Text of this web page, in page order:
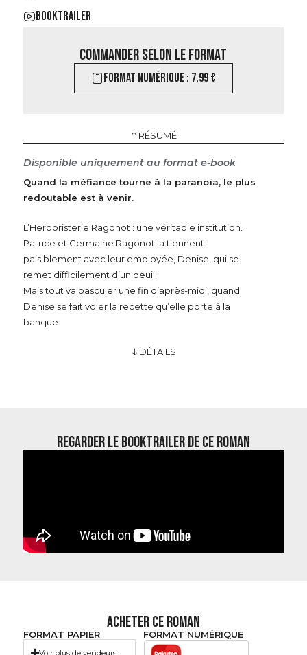
BOOKTRAILER
COMMANDER SELON LE FORMAT
FORMAT NUMÉRIQUE : 7,99 €
RÉSUMÉ
DÉTAILS
Disponible uniquement au format e-book
Quand la méfiance tourne à la paranoïa, le plus
redoutable est à venir.
L’Herboristerie Ragonot : une véritable institution.
Patrice et Germaine Ragonot la tiennent
paisiblement avec leur employée, Denise, qui se
remet difficilement d’un deuil.
Mais tout va basculer une fin d’après-midi, quand
Denise se fait voler la recette qu’elle porte à la
banque.
REGARDER LE BOOKTRAILER DE CE ROMAN
ACHETER CE ROMAN
FORMAT PAPIER
Voir plus de vendeurs
FORMAT NUMÉRIQUE